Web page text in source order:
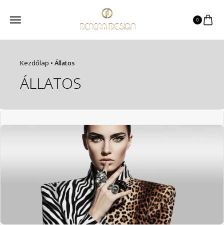
0
Kezdőlap • Állatos
ÁLLATOS